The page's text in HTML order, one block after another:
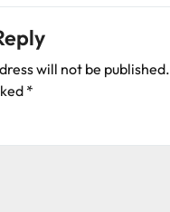
will not be published.
*